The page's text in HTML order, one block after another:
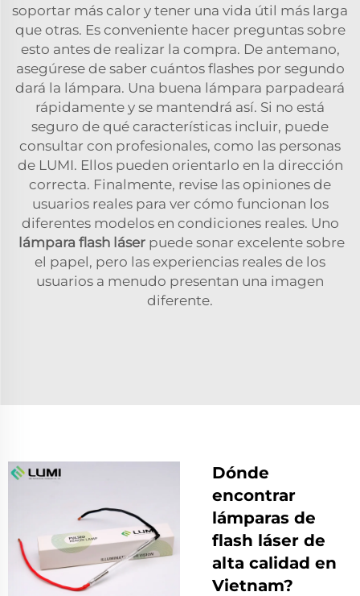
soportar más calor y tener una vida útil más larga
que otras. Es conveniente hacer preguntas sobre
esto antes de realizar la compra. De antemano,
asegúrese de saber cuántos flashes por segundo
dará la lámpara. Una buena lámpara parpadeará
rápidamente y se mantendrá así. Si no está
seguro de qué características incluir, puede
consultar con profesionales, como las personas
de LUMI. Ellos pueden orientarlo en la dirección
correcta. Finalmente, revise las opiniones de
usuarios reales para ver cómo funcionan los
diferentes modelos en condiciones reales. Uno
lámpara flash láser puede sonar excelente sobre
el papel, pero las experiencias reales de los
usuarios a menudo presentan una imagen
diferente.
Dónde
encontrar
lámparas de
flash láser de
alta calidad en
Vietnam?